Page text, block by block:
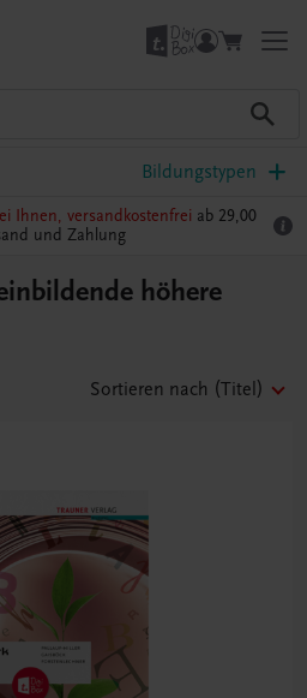
Bildungstypen
Ihnen, versandkostenfrei ab 29,00
und Zahlung
höhere
Sortieren nach (Titel)